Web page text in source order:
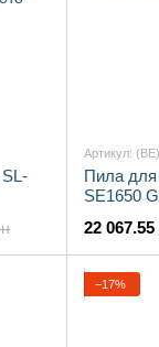
Артикул:
Пила для
SE1650
22 067.55
−17%